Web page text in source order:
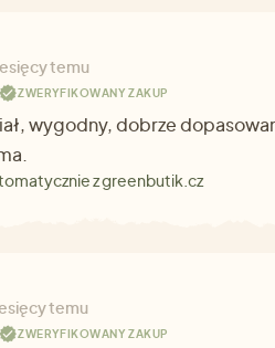
temu
ZWERYFIKOWANY ZAKUP
wygodny, dobrze
z greenbutik.cz
temu
ZWERYFIKOWANY ZAKUP